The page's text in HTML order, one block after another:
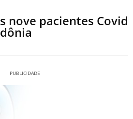
nove pacientes Covid
PUBLICIDADE